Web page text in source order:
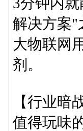
解决方案
大物联网
剂。
【行业暗
值得玩味